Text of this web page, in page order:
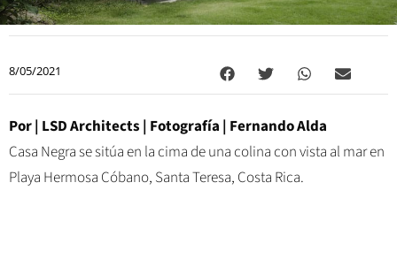
8/05/2021
Por | LSD Architects | Fotografía | Fernando Alda
Casa Negra se sitúa en la cima de una colina con vista al mar en
Playa Hermosa Cóbano, Santa Teresa, Costa Rica.